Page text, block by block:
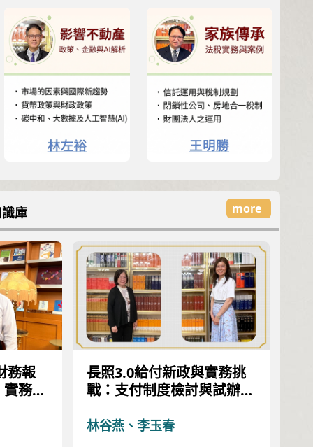
庫 more
務報
務解
長照3.0給付新政與實務挑
戰：支付制度檢討與試辦計
林谷燕、李玉春